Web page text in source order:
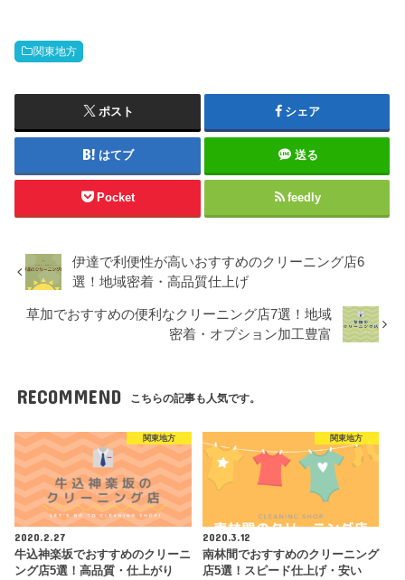
関東地方
ポスト シェア
はてブ 送る
Pocket feedly
伊達で利便性が高いおすすめのクリーニング店6
選！地域密着・高品質仕上げ
草加でおすすめの便利なクリーニング店7選！地域
密着・オプション加工豊富
RECOMMEND こちらの記事も人気です。
関東地方
2020.2.27
牛込神楽坂でおすすめのクリーニ
ング店5選！高品質・仕上がり
関東地方
2020.3.12
南林間でおすすめのクリーニング
店5選！スピード仕上げ・安い